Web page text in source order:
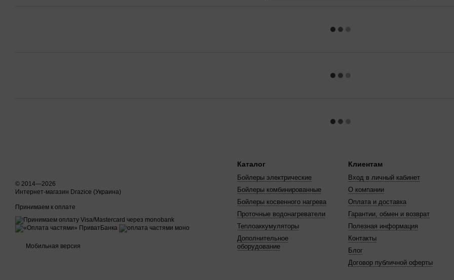
© 2014—2026
Интернет-магазин Drazice (Украина)
Принимаем к оплате
Мобильная версия
Каталог
Бойлеры электрические
Бойлеры комбинированные
Бойлеры косвенного нагрева
Проточные водонагреватели
Теплоаккумуляторы
Дополнительное
оборудование
Клиентам
Вход в личный кабинет
О компании
Оплата и доставка
Гарантии, обмен и возврат
Полезная информация
Контакты
Блог
Договор публичной оферты